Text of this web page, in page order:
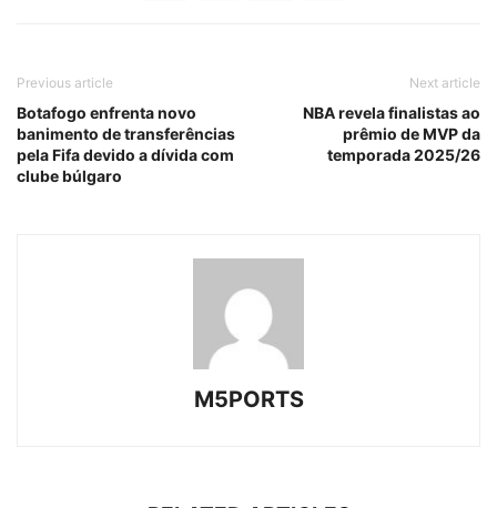
Previous article
Botafogo enfrenta novo
banimento de transferências
pela Fifa devido a dívida com
clube búlgaro
Next article
NBA revela finalistas ao
prêmio de MVP da
temporada 2025/26
M5PORTS